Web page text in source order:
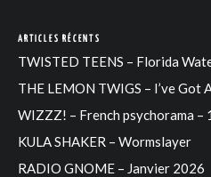
ARTICLES RÉCENTS
TWISTED TEENS – Florida
THE LEMON TWIGS – I’ve Got
WIZZZ! – French psychorama –
KULA SHAKER – Wormslayer
RADIO GNOME – Janvier 2026